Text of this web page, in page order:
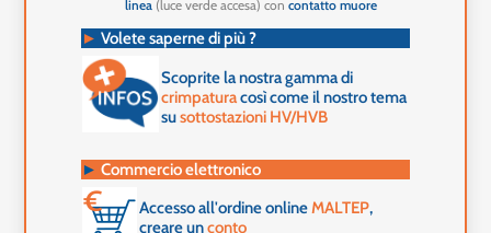
linea (luce verde accesa) concontatto muore
► Volete saperne di più ?
Scoprite la nostra gamma di
crimpaturacosì come il nostro tema
susottostazioni HV/HVB
► Commercio elettronico
Accesso all'ordine onlineMALTEP,
creare unconto